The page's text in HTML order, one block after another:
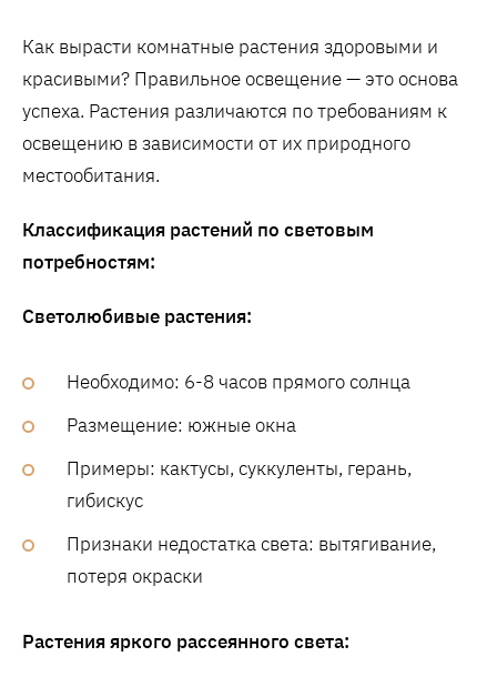
Как вырасти комнатные растения здоровыми и
красивыми? Правильное освещение — это основа
успеха. Растения различаются по требованиям к
освещению в зависимости от их природного
местообитания.
Классификация растений по световым
потребностям:
Светолюбивые растения:
Необходимо: 6-8 часов прямого солнца
Размещение: южные окна
Примеры: кактусы, суккуленты, герань,
гибискус
Признаки недостатка света: вытягивание,
потеря окраски
Растения яркого рассеянного света: